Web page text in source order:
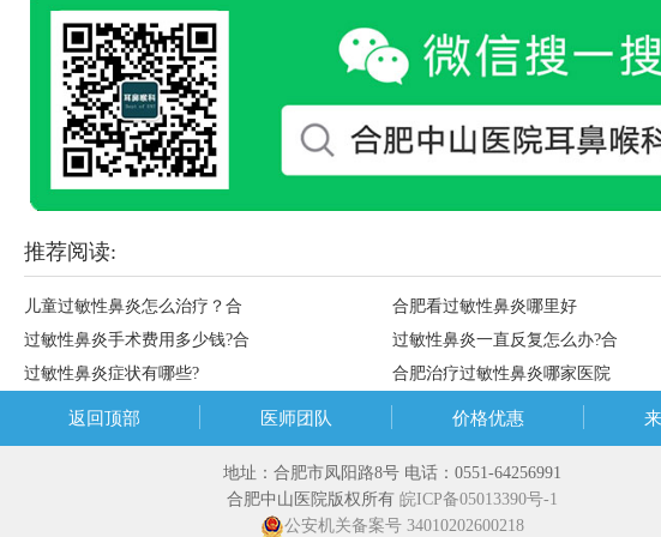
推荐阅读:
儿童过敏性鼻炎怎么治疗？合
合肥看过敏性鼻炎哪里好
过敏性鼻炎手术费用多少钱?合
过敏性鼻炎一直反复怎么办?合
过敏性鼻炎症状有哪些?
合肥治疗过敏性鼻炎哪家医院
返回顶部 医师团队 价格优惠
地址：合肥市凤阳路8号 电话：0551-64256991
合肥中山医院版权所有 皖ICP备05013390号-1
公安机关备案号 34010202600218